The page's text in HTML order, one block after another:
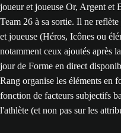
joueur et joueuse Or, Argent et
Team 26 à sa sortie. Il ne
et joueuse (Héros, Icônes ou
notamment ceux ajoutés après
jour de Forme en direct
Rang organise les éléments en
fonction de facteurs subjectifs
l'athlète (et non pas sur les